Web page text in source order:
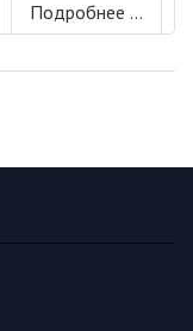
Подробнее ...